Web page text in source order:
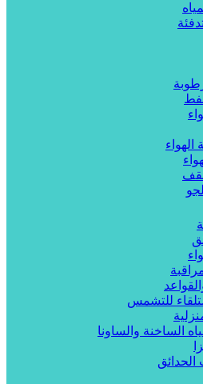
الهواء
للتشمس
الساخنة والساونا
الحدائق